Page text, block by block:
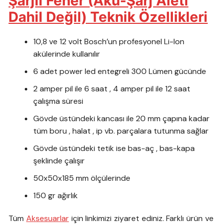
Dahil Değil) Teknik Özellikleri
10,8 ve 12 volt Bosch’un profesyonel Li-Ion
akülerinde kullanılır
6 adet power led entegreli 300 Lümen gücünde
2 amper pil ile 6 saat , 4 amper pil ile 12 saat
çalışma süresi
Gövde üstündeki kancası ile 20 mm çapına kadar
tüm boru , halat , ip vb. parçalara tutunma sağlar
Gövde üstündeki tetik ise bas-aç , bas-kapa
şeklinde çalışır
50x50x185 mm ölçülerinde
150 gr ağırlık
Tüm Aksesuarlariçin linkimizi ziyaret ediniz. Farklı ürün ve